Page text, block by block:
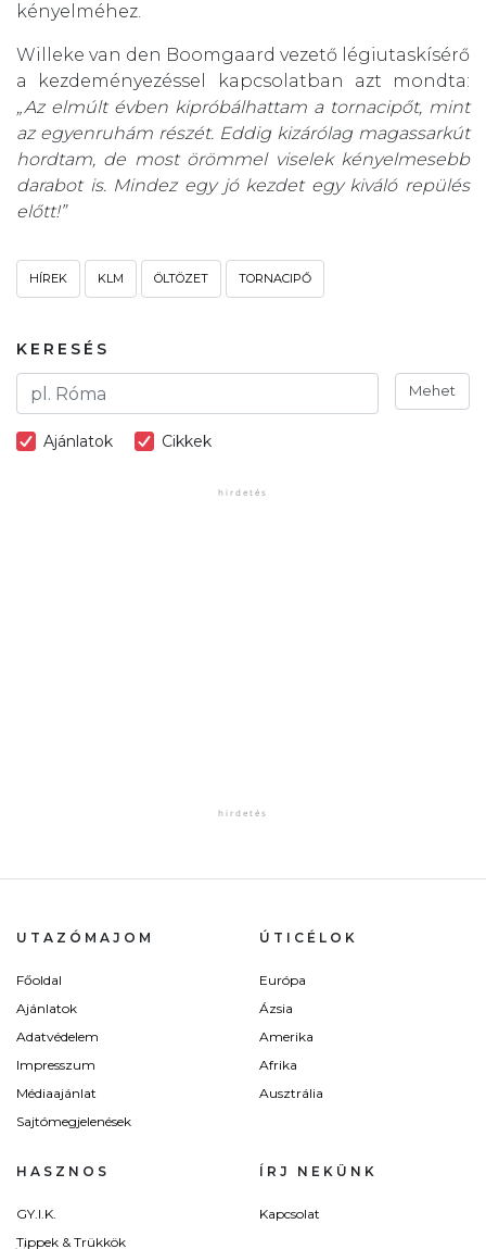
kényelméhez.
Willeke van den Boomgaard vezető légiutaskísérő
a kezdeményezéssel kapcsolatban azt mondta:
„Az elmúlt évben kipróbálhattam a tornacipőt, mint
az egyenruhám részét. Eddig kizárólag magassarkút
hordtam, de most örömmel viselek kényelmesebb
darabot is. Mindez egy jó kezdet egy kiváló repülés
előtt!”
HÍREK KLM ÖLTÖZET TORNACIPŐ
KERESÉS
Mehet
Ajánlatok Cikkek
UTAZÓMAJOM
Főoldal
Ajánlatok
Adatvédelem
Impresszum
Médiaajánlat
Sajtómegjelenések
ÚTICÉLOK
Európa
Ázsia
Amerika
Afrika
Ausztrália
HASZNOS
GY.I.K.
Tippek & Trükkök
ÍRJ NEKÜNK
Kapcsolat